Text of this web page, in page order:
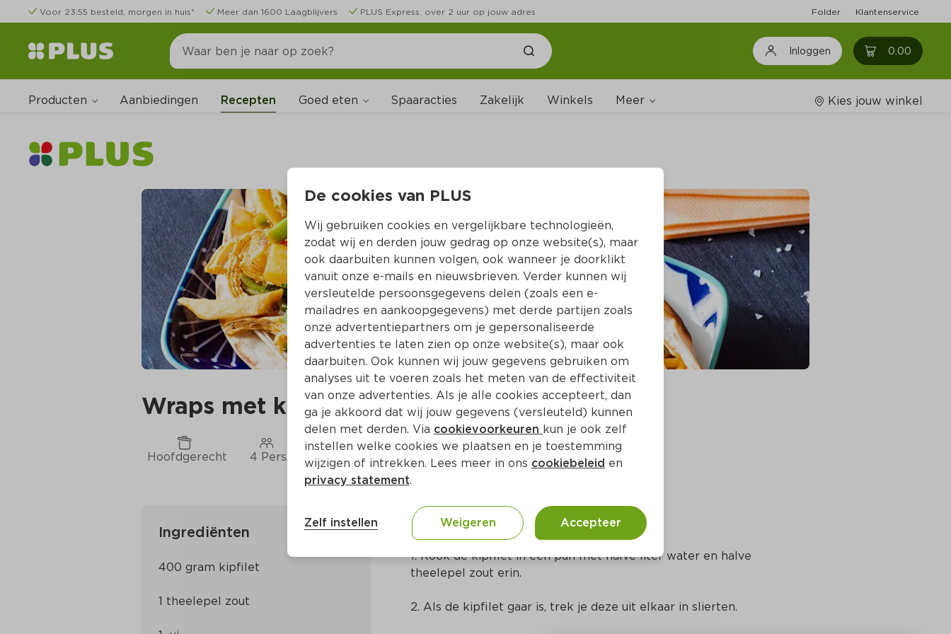
Voor 23:55 besteld, morgen in huis* Meer dan 1600 Laagblijvers PLUS Express: over 2 uur op jouw adres Folder Klantenservice
Inloggen 0.00 0
Producten Aanbiedingen Recepten Goed eten Spaaracties Zakelijk Winkels Meer
Wijnshop
Boodschappenlijstjes
Kies jouw winkel
Wraps met kip en groenten
Hoofdgerecht 4 Pers. Ca. 30 Min Centraal-Amerikaans
Ingrediënten
Bereidingswijze
1. Kook de kipfilet in een pan met halve liter water en halve
theelepel zout erin.
2. Als de kipfilet gaar is, trek je deze uit elkaar in slierten.
De cookies van PLUS
Wij gebruiken cookies en vergelijkbare technologieën,
zodat wij en derden jouw gedrag op onze website(s), maar
ook daarbuiten kunnen volgen, ook wanneer je doorklikt
vanuit onze e-mails en nieuwsbrieven. Verder kunnen wij
versleutelde persoonsgegevens delen (zoals een e-
mailadres en aankoopgegevens) met derde partijen zoals
onze advertentiepartners om je gepersonaliseerde
advertenties te laten zien op onze website(s), maar ook
daarbuiten. Ook kunnen wij jouw gegevens gebruiken om
analyses uit te voeren zoals het meten van de effectiviteit
van onze advertenties. Als je alle cookies accepteert, dan
ga je akkoord dat wij jouw gegevens (versleuteld) kunnen
delen met derden. Via cookievoorkeuren kun je ook zelf
instellen welke cookies we plaatsen en je toestemming
wijzigen of intrekken. Lees meer in ons cookiebeleid en
privacy statement.
Zelf instellen Weigeren Accepteer